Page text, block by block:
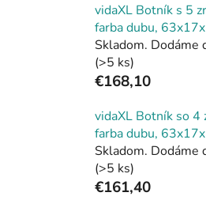
vidaXL Botník s 5
farba dubu,
Skladom. Dodáme
(>5 ks)
€168,10
vidaXL Botník so 4
farba dubu,
Skladom. Dodáme
(>5 ks)
€161,40